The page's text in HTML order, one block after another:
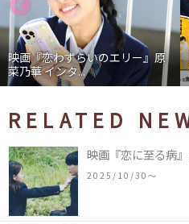
映画『恋わずらいのエリー』原
菜乃華 インタ...
RELATED
2025/10/30〜